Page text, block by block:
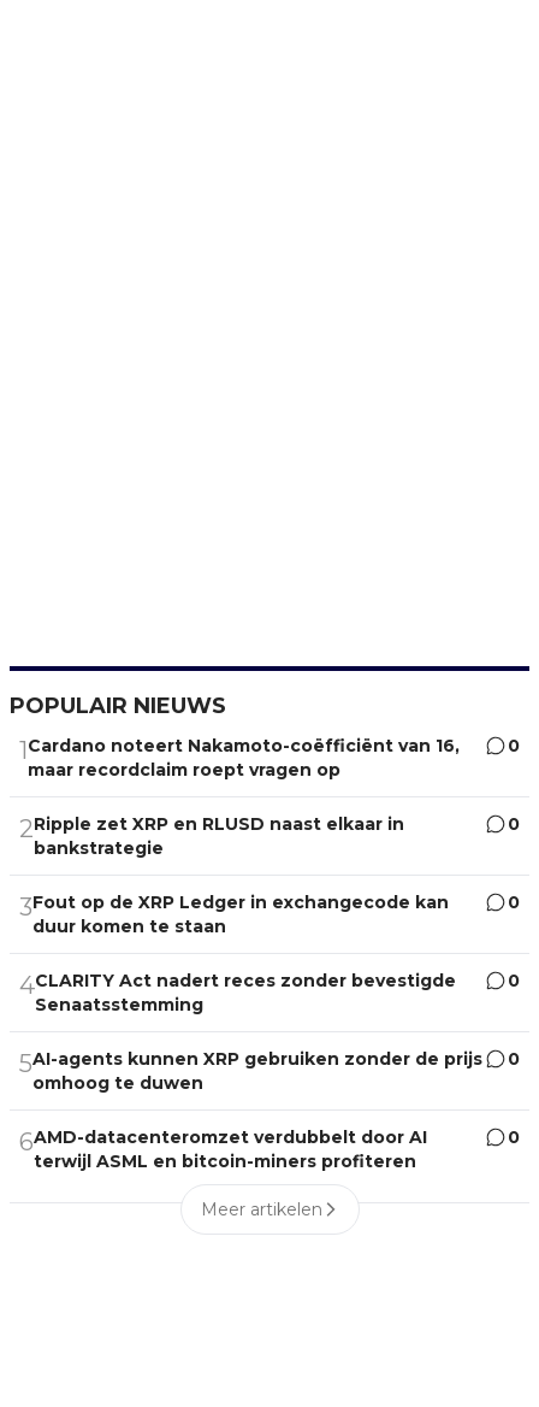
POPULAIR NIEUWS
1Cardano noteert Nakamoto-coëfficiënt van 16,
maar recordclaim roept vragen op
0
2Ripple zet XRP en RLUSD naast elkaar in
bankstrategie
0
3Fout op de XRP Ledger in exchangecode kan
duur komen te staan
0
4CLARITY Act nadert reces zonder bevestigde
Senaatsstemming
0
5AI-agents kunnen XRP gebruiken zonder de prijs
omhoog te duwen
0
6AMD-datacenteromzet verdubbelt door AI
terwijl ASML en bitcoin-miners profiteren
0
Meer artikelen